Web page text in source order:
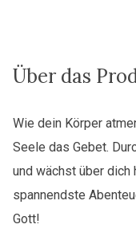
Über das
Wie dein Körper
Seele das Gebet.
und wächst über dich
spannendste
Gott!